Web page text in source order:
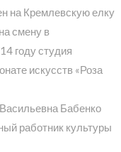
на Кремлевскую елку
смену в
году студия
искусств «Роза
Бабенко
работник культуры